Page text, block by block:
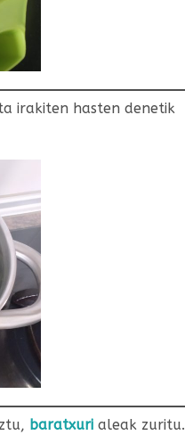
irakiten hasten denetik
baratxuri aleak zuritu.